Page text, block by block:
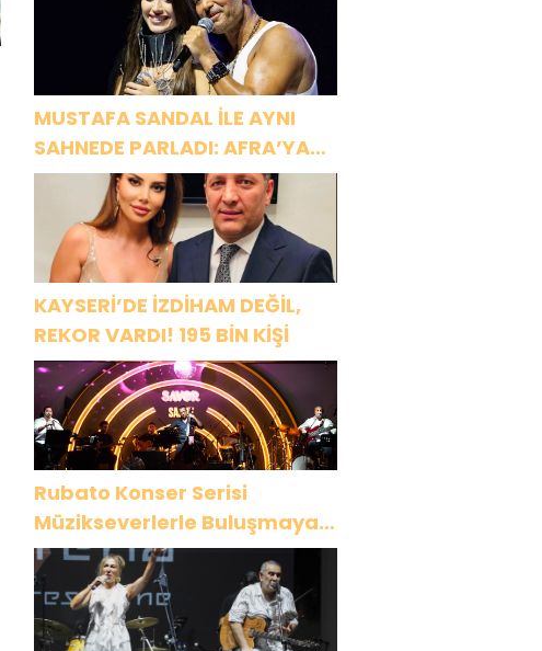
MUSTAFA SANDAL İLE AYNI
SAHNEDE PARLADI: AFRA’YA
HARBİYE’DE BÜYÜK ALKIŞ
KAYSERİ’DE İZDİHAM DEĞİL,
REKOR VARDI! 195 BİN KİŞİ
Rubato Konser Serisi
Müzikseverlerle Buluşmaya
Devam Ediyor